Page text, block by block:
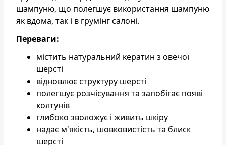
шампуню, що полегшує використання шампуню
як вдома, так і в грумінг салоні.
Переваги:
містить натуральний кератин з овечої
шерсті
відновлює структуру шерсті
полегшує розчісування та запобігає появі
колтунів
глибоко зволожує і живить шкіру
надає м'якість, шовковистість та блиск
шерсті